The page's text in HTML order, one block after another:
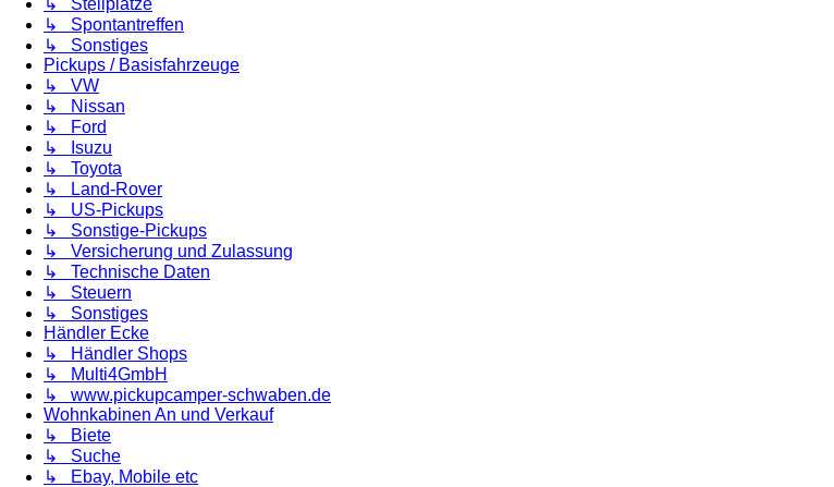
↳ Spontantreffen
↳ Sonstiges
Pickups / Basisfahrzeuge
↳ VW
↳ Nissan
↳ Ford
↳ Isuzu
↳ Toyota
↳ Land-Rover
↳ US-Pickups
↳ Sonstige-Pickups
↳ Versicherung und Zulassung
↳ Technische Daten
↳ Steuern
↳ Sonstiges
Händler Ecke
↳ Händler Shops
↳ Multi4GmbH
↳ www.pickupcamper-schwaben.de
Wohnkabinen An und Verkauf
↳ Biete
↳ Suche
↳ Ebay, Mobile etc